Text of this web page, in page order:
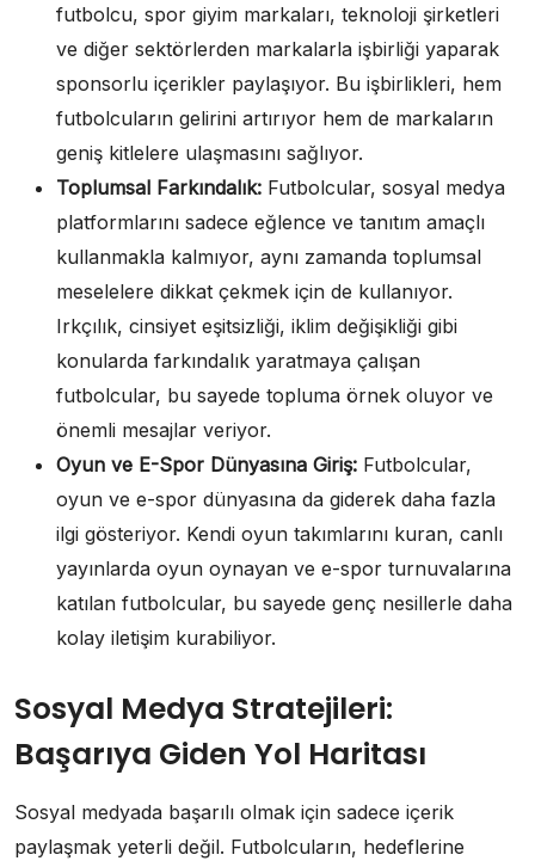
futbolcu, spor giyim markaları, teknoloji şirketleri
ve diğer sektörlerden markalarla işbirliği yaparak
sponsorlu içerikler paylaşıyor. Bu işbirlikleri, hem
futbolcuların gelirini artırıyor hem de markaların
geniş kitlelere ulaşmasını sağlıyor.
Toplumsal Farkındalık: Futbolcular, sosyal medya
platformlarını sadece eğlence ve tanıtım amaçlı
kullanmakla kalmıyor, aynı zamanda toplumsal
meselelere dikkat çekmek için de kullanıyor.
Irkçılık, cinsiyet eşitsizliği, iklim değişikliği gibi
konularda farkındalık yaratmaya çalışan
futbolcular, bu sayede topluma örnek oluyor ve
önemli mesajlar veriyor.
Oyun ve E-Spor Dünyasına Giriş: Futbolcular,
oyun ve e-spor dünyasına da giderek daha fazla
ilgi gösteriyor. Kendi oyun takımlarını kuran, canlı
yayınlarda oyun oynayan ve e-spor turnuvalarına
katılan futbolcular, bu sayede genç nesillerle daha
kolay iletişim kurabiliyor.
Sosyal Medya Stratejileri:
Başarıya Giden Yol Haritası
Sosyal medyada başarılı olmak için sadece içerik
paylaşmak yeterli değil. Futbolcuların, hedeflerine